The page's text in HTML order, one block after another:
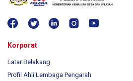
Korporat
Latar Belakang
Profil Ahli Lembaga Pengarah